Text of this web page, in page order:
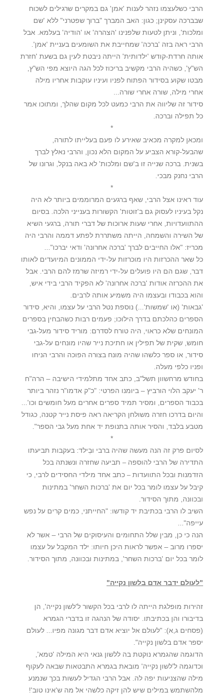
הרבי כשלעצמו נזהר לענות 'אמן' גם במקרים שרגילים לשכוח
שבברכה עסקינן; כגון: האב המברך "ברוך שפטרני" ללא 'שם
ומלכות', וניתן לטעות שלפנינו 'הצהרה' או 'הודיה' בעלמא. אבל
הרבי ראה בזה 'ברכה' שמחייבת את השומעים בעניית 'אמן'.
אותה חרדת-קודש 'ילדותית' הייתה ניבטת לעין גם בשעת 'חזרת
הש"ץ', כשהיה הרבי מקשיב בריכוז לכל הגה היוצא מפי הש"ץ,
מבטו שקוע בסידור הפתוח לפניו ועיניו עוקבות אחריו מילה
אחרי מילה, שורה אחרי שורה...
סידור זה שליווה את הרבי כמעט לכל מקום שהלך, ומתוכו אמר
כל תפילה וברכה.
*
ומכאן למקרה מכאיב שאירע לו פעם בעלייתו לתורה,
שהבעל-קורא הצביע על המקום הלא נכון, והרבי נאלץ לברך
בשנית. ברכה שנייה זו ב'שם ומלכות' לא באה בנקל, וגרונו של
הרבי נחנק מבכי.
*
עוד ראינו אצל הרבי, שאף ברגעים המרוממים ביותר לא היה
נקל בעיניו לעסוק גם ב'זוטות' הקשורות בענייני הלכה. בסיום
ההתוועדויות, אחרי שעות ארוכות של דברי תורה, ברגעי השיא
של השירה והשמחה, הייתה משתררת לפתע דממה והרבי היה
מכריז: "אלו החייבים לברך 'ברכה אחרונה' ודאי יברכו"...
כל שאר ההכרזות היו מוכרזות על-ידי הממונים המיועדים לאותו
דבר, שגם הם היו פועלים על-ידי רמיזה שרמז להם הרבי. אבל
את ההכרזה אודות 'ברכה אחרונה' לא הפקיד הרבי בידי איש,
והוא בכבודו ובעצמו היה משמיע אותה לרבים.
'גבאות' (או 'שמשות'...) נוספת נטל הרבי על עצמו, והיא, סידור
הספרים כהלכתם בדרך הילוכו; פעמים רבות כשהבחין בספרים
המונחים שלא כראוי, היה טורח לסדרם: מוריד סידור מעל-גבי
חומש, שקית של תפילין או חתיכת נייר שהיו מונחים על-גבי
סידור, או ספר כלשהו שהיה מונח בצורה הפוכה והרבי הניחו
ופניו כלפי מעלה.
בחודש מרחשוון תשל"ב, כתב אחד מתלמידי הישיבה – הרה"ח
ר' יעקב הלוי הורביץ – ביומנו הפרטי: "כ"ק אדמו"ר נזהר ביותר
בכבוד הספרים, ומסיר תמיד ספרים אחרים מעל חומשים וכו'...
והיום בדרכו חזרה משולחן הקריאה ראה פיסת נייר קטנה, כגודל
מטבע בלבד, והסיר אותה בתנופת יד אחת מעל גבי הספר".
*
לסיום פרק זה הנה מעשה שהיה ברבי ובְילד: בעקבות תביעתו
התדירה של הרבי להוספה– תביעה שחזרה ונשנתה בכל
הזדמנות ובכל התוועדות– כתב אחד מילדי החסידים לרבי, כי
קיבל על עצמו לומר בכל יום את 'ברכות השחר' במתינות
ובכוונה, מתוך הסידור.
השיב לו הרבי בכתיבת יד קודשו: "החייתני, כמים קרים על נפש
עייפה"...
הנה כי כן, מבין שלל התחומים והעיסוקים של הרבי – אשר לא
יספרו מרוב – אפשר לראות היכן חיותו: ילד המקבל על עצמו
לומר בכל יום 'ברכות השחר', במתינות ובכוונה, מתוך הסידור.
"לעולם ידבר אדם בלשון נקייה"
זהירות מופלגת הייתה לו לרבי בכל הקשור ל'לשון נקייה', הן
בדיבורו והן בכתיבתו. יסודה של הנהגה זו בדברי הגמרא
(פסחים ג,א): "לעולם אל יוציא אדם דבר מגונה מפיו... לעולם
יספר אדם בלשון נקייה".
הדוגמה שהגמרא נוקטת בה ללשון גנאי היא המילה 'טמא',
וכדוגמה ל'לשון נקייה' מובאת בגמרא התבטאות שבאה לעקוף
מילה שהצניעות יפה לה. אבל הרבי הגדיל לעשות בכך שנמנע
מלהשתמש במילים שיש להן זיקה כלשהי אל מה ש'אינו טוב'!